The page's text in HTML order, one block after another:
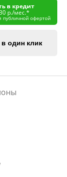
в кредит
р./мес.*
публичной офертой
в один клик